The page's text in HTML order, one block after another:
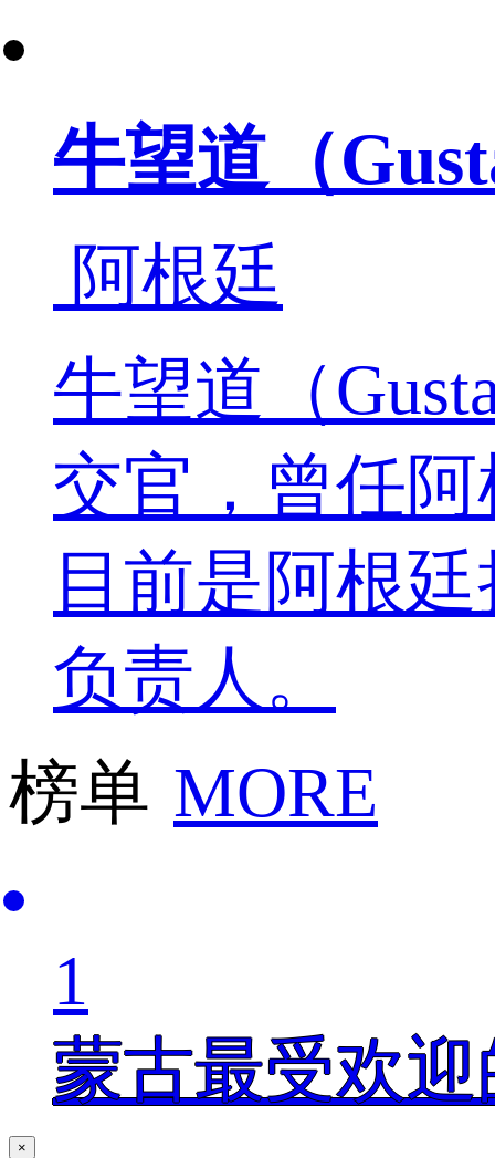
牛望道（
阿根廷
牛望道（
交官，曾任
目前是阿根
负责人。
榜单 MORE
1
蒙古最受欢
×